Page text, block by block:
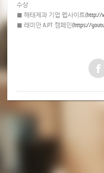
수상
■ 해태제과 기업 웹사이트(http://
■ 래미안 A.PT 캠페인(https://